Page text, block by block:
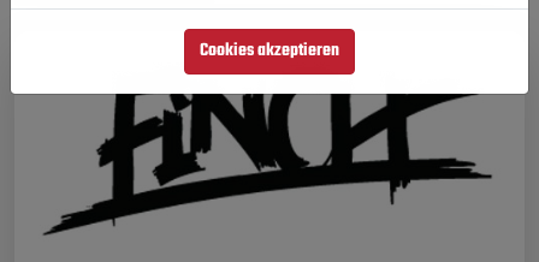
Cookies akzeptieren